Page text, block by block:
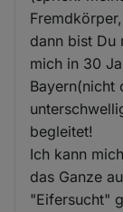
dann bist Du
mich in 30
Bayern(nicht
begleitet!
Ich kann
das Ganze
"Eifersucht"